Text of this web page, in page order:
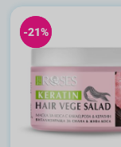
-21%
-21%